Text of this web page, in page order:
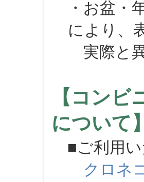
・お盆・
により、
実際と異
【コン
について
■ご利用い
クロネ